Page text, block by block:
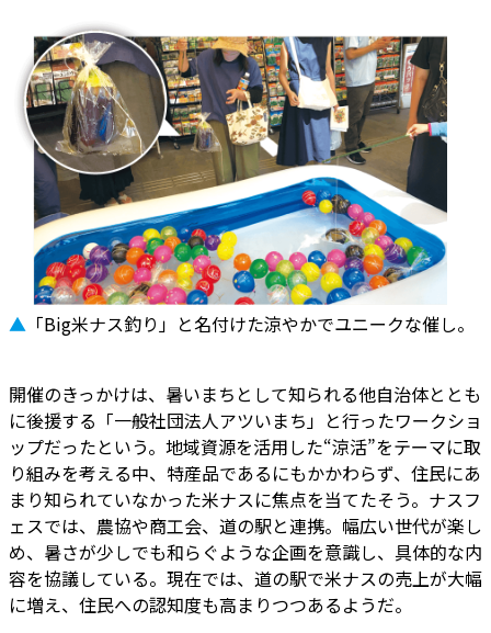
▲ 「Big米ナス釣り」と名付けた涼やかでユニークな催し。
開催のきっかけは、暑いまちとして知られる他自治体ととも
に後援する「一般社団法人アツいまち」と行ったワークショ
ップだったという。地域資源を活用した“涼活”をテーマに取
り組みを考える中、特産品であるにもかかわらず、住民にあ
まり知られていなかった米ナスに焦点を当てたそう。ナスフ
ェスでは、農協や商工会、道の駅と連携。幅広い世代が楽し
め、暑さが少しでも和らぐような企画を意識し、具体的な内
容を協議している。現在では、道の駅で米ナスの売上が大幅
に増え、住民への認知度も高まりつつあるようだ。